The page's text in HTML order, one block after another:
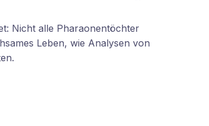
Nicht alle Pharaonentöchter
Leben, wie Analysen von